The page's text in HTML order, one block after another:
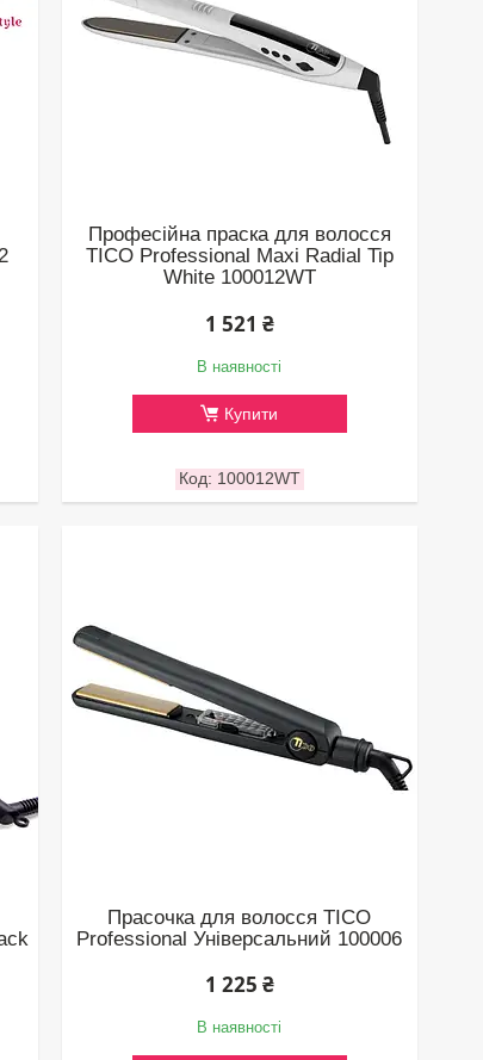
Професійна праска для волосся
TICO Professional Maxi Radial Tip
White 100012WT
1 521 ₴
В наявності
Купити
100012WT
Прасочка для волосся TICO
Professional Універсальний 100006
1 225 ₴
В наявності